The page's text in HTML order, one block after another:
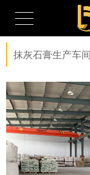
抹灰石膏生产车间